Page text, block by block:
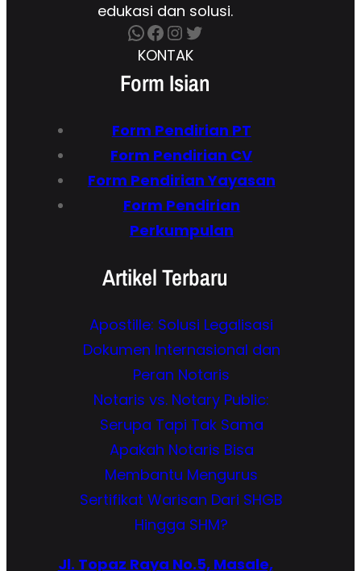
edukasi dan solusi.
WhatsApp Facebook InstagramTwitter
KONTAK
Form Isian
Form Pendirian PT
Form Pendirian CV
Form Pendirian Yayasan
Form Pendirian
Perkumpulan
Artikel Terbaru
Apostille: Solusi Legalisasi
Dokumen Internasional dan
Peran Notaris
Notaris vs. Notary Public:
Serupa Tapi Tak Sama
Apakah Notaris Bisa
Membantu Mengurus
Sertifikat Warisan Dari SHGB
Hingga SHM?
Jl. Topaz Raya No.5, Masale,